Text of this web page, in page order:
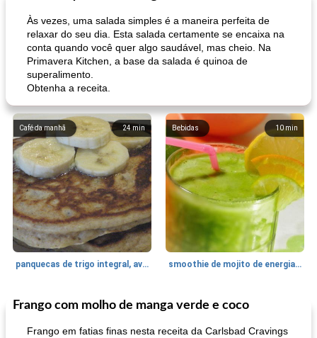
Às vezes, uma salada simples é a maneira perfeita de
relaxar do seu dia. Esta salada certamente se encaixa na
conta quando você quer algo saudável, mas cheio. Na
Primavera Kitchen, a base da salada é quinoa de
superalimento.
Obtenha a receita.
24 min
Café da manhã
panquecas de trigo integral, aveia e banana
10 min
Bebidas
smoothie de mojito de energia verde
2min
Bebidas Bebidas
Frango com molho de manga verde e coco
Frango em fatias finas nesta receita da Carlsbad Cravings